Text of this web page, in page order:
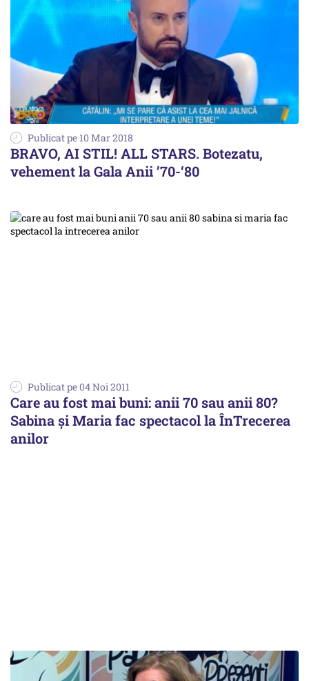
Publicat pe 10 Mar 2018
BRAVO, AI STIL! ALL STARS. Botezatu,
vehement la Gala Anii ’70-‘80
Publicat pe 04 Noi 2011
Care au fost mai buni: anii 70 sau anii 80?
Sabina şi Maria fac spectacol la ÎnTrecerea
anilor